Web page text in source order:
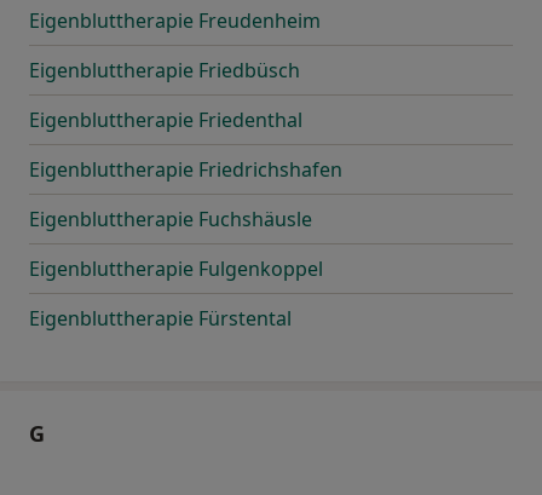
Eigenbluttherapie Freudenheim
Eigenbluttherapie Friedbüsch
Eigenbluttherapie Friedenthal
Eigenbluttherapie Friedrichshafen
Eigenbluttherapie Fuchshäusle
Eigenbluttherapie Fulgenkoppel
Eigenbluttherapie Fürstental
G